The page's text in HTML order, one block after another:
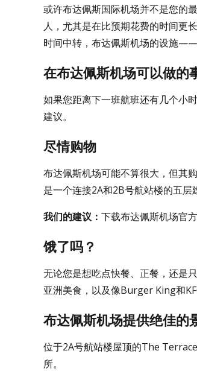
或许布达佩斯国际机场并不是您的
人，尤其是在比预期花费的时间更
时间中转，布达佩斯机场的设施
在布达佩斯机场可以做的
如果您距离下一班航班还有几个小
建议。
尽情购物
布达佩斯机场可能不算很大，但其
是一个连接2A和2B号航站楼的五层
我们的建议： 下载布达佩斯机场官
饿了吗？
无论您是想吃点快餐、正餐，还是
亚洲美食，以及像Burger King和
布达佩斯机场提供绝佳的
位于2A号航站楼屋顶的The
所。